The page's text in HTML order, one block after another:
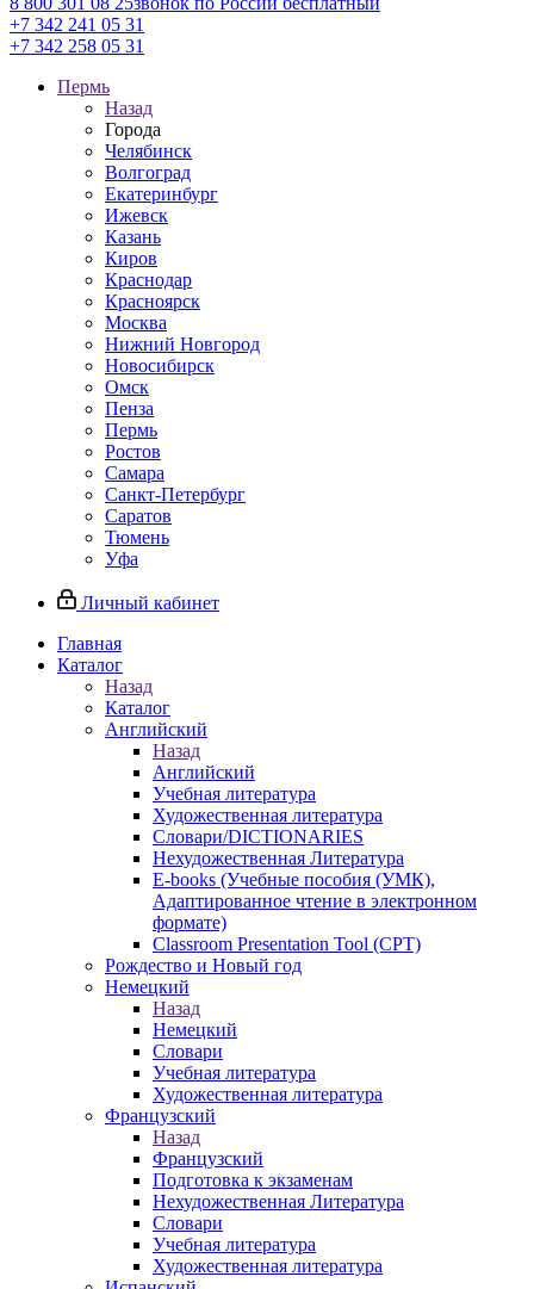
+7 342 241 05 31
+7 342 258 05 31
Пермь
Назад
Города
Челябинск
Волгоград
Екатеринбург
Ижевск
Казань
Киров
Краснодар
Красноярск
Москва
Нижний Новгород
Новосибирск
Омск
Пенза
Пермь
Ростов
Самара
Санкт-Петербург
Саратов
Тюмень
Уфа
Личный кабинет
Главная
Каталог
Назад
Каталог
Английский
Назад
Английский
Учебная литература
Художественная литература
Словари/DICTIONARIES
Нехудожественная Литература
E-books (Учебные пособия (УМК),
Адаптированное чтение в электронном
формате)
Classroom Presentation Tool (CPT)
Рождество и Новый год
Немецкий
Назад
Немецкий
Словари
Учебная литература
Художественная литература
Французский
Назад
Французский
Подготовка к экзаменам
Нехудожественная Литература
Словари
Учебная литература
Художественная литература